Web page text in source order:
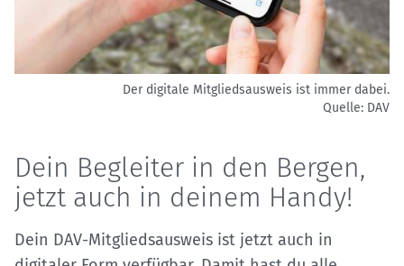
Der digitale Mitgliedsausweis ist immer dabei.
Quelle: DAV
Dein Begleiter in den Bergen,
jetzt auch in deinem Handy!
Dein DAV-Mitgliedsausweis ist jetzt auch in